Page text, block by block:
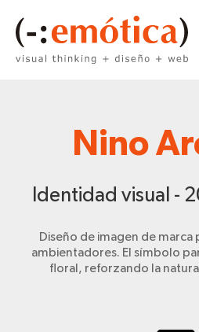
Nino
Identidad visual -
Diseño de imagen de marca
ambientadores. El símbolo
floral, reforzando la